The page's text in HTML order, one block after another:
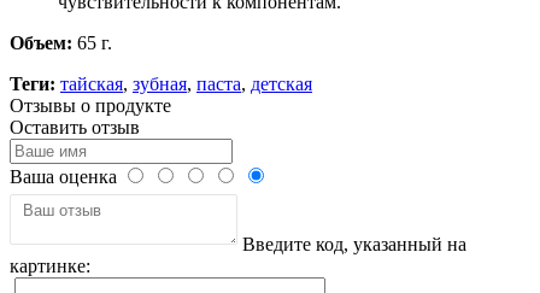
Объем: 65 г.
Теги: тайская, зубная, паста, детская
Отзывы о продукте
Оставить отзыв
Ваша оценка
Введите код, указанный на
картинке: